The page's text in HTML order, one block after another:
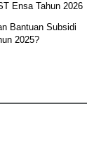
Ensa Tahun 2026
Bantuan Subsidi
2025?